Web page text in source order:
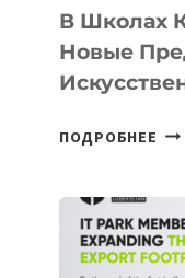
В Школах
Новые
ПОДРОБНЕЕ В